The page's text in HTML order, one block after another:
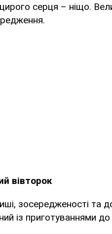
серця – ніщо.
вівторок
зосередженості та
із приготуваннями